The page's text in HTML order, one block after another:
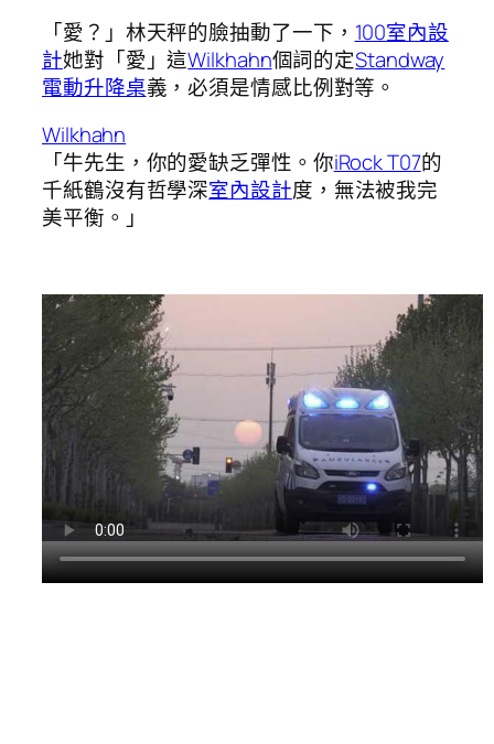
「愛？」林天秤的臉抽動了一下， 100室內設
計她對「愛」這Wilkhahn個詞的定Standway
電動升降桌義，必須是情感比例對等。
Wilkhahn
「牛先生，你的愛缺乏彈性。你iRock T07的
千紙鶴沒有哲學深室內設計度，無法被我完
美平衡。」